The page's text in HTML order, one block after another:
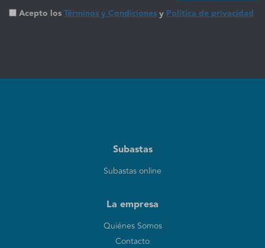
Acepto losTérminos y CondicionesyPolítica de privacidad
Subastas
Subastas online
La empresa
Quiénes Somos
Contacto